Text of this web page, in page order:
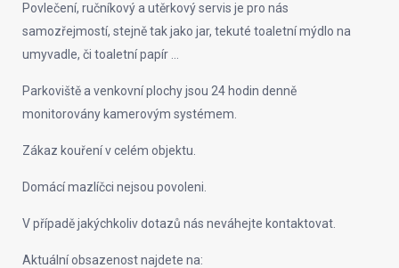
Povlečení, ručníkový a utěrkový servis je pro nás
samozřejmostí, stejně tak jako jar, tekuté toaletní mýdlo na
umyvadle, či toaletní papír …
Parkoviště a venkovní plochy jsou 24 hodin denně
monitorovány kamerovým systémem.
Zákaz kouření v celém objektu.
Domácí mazlíčci nejsou povoleni.
V případě jakýchkoliv dotazů nás neváhejte kontaktovat.
Aktuální obsazenost najdete na: